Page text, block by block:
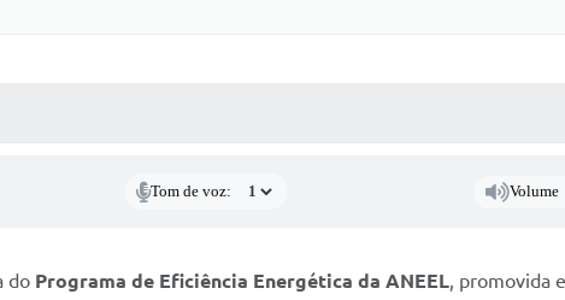
Tom de voz: Volume
do Programa de Eficiência Energética da ANEEL, promovida